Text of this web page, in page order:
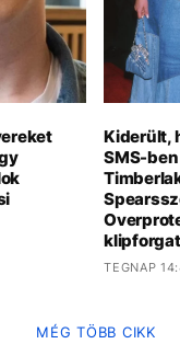
Kiderült,
SMS-
TEGNAP
MÉG TÖBB CIKK